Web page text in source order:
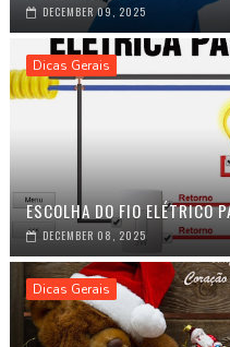
DECEMBER 09, 2025
Dicas Gerais
ESCOLHA DO FIO ELÉTRICO
DECEMBER 08, 2025
Dicas Gerais